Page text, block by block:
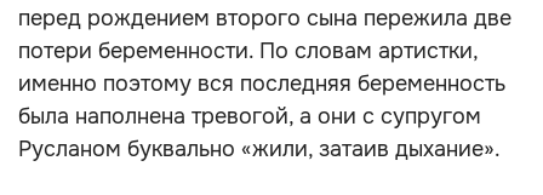
перед рождением второго сына пережила две
потери беременности. По словам артистки,
именно поэтому вся последняя беременность
была наполнена тревогой, а они с супругом
Русланом буквально «жили, затаив дыхание».